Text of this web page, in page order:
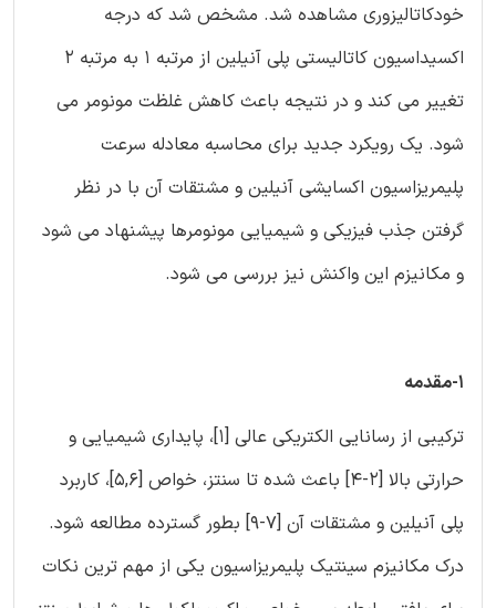
خودکاتالیزوری مشاهده شد. مشخص شد که درجه
اکسیداسیون کاتالیستی پلی آنیلین از مرتبه 1 به مرتبه 2
تغییر می کند و در نتیجه باعث کاهش غلظت مونومر می
شود. یک رویکرد جدید برای محاسبه معادله سرعت
پلیمریزاسیون اکسایشی آنیلین و مشتقات آن با در نظر
گرفتن جذب فیزیکی و شیمیایی مونومرها پیشنهاد می شود
و مکانیزم این واکنش نیز بررسی می شود.
1-مقدمه
ترکیبی از رسانایی الکتریکی عالی [1]، پایداری شیمیایی و
حرارتی بالا [2-4] باعث شده تا سنتز، خواص [5,6]، کاربرد
پلی آنیلین و مشتقات آن [7-9] بطور گسترده مطالعه شود.
درک مکانیزم سینتیک پلیمریزاسیون یکی از مهم ترین نکات